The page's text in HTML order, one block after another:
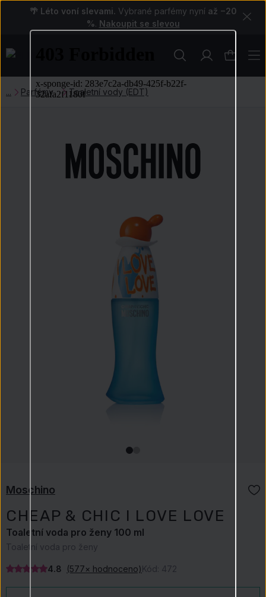
🌴 Léto voní slevami. Vybrané parfémy nyní až −20
%. Nakoupit se slevou
Parfémy Toaletní vody (EDT)
Moschino
CHEAP & CHIC I LOVE LOVE
Toaletní voda pro ženy 100 ml
Toaletní voda pro ženy
4.8 (577× hodnoceno)Kód: 472